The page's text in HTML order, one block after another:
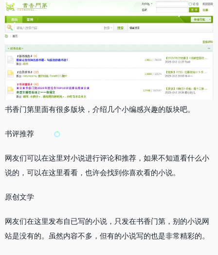
书香门第里面有很多版块，介绍几个小编感兴趣的版块吧。
书评推荐
网友们可以在这里对小说进行评论和推荐，如果不知道看什么小
说的，可以在这里看看，也许会找到你喜欢看的小说。
原创文学
网友们在这里发布自已写的小说，只发在书香门第，别的小说网
站是没有的。虽然内容不多，但有的小说写的也是非常精彩的。